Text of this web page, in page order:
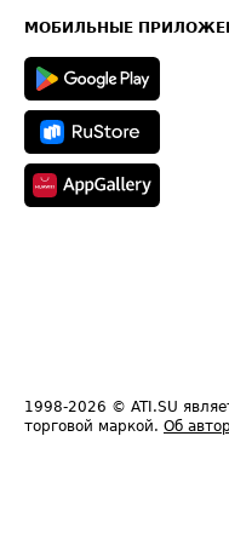
Техническая информация
МОБИЛЬНЫЕ
1998-2026 © ATI.SU
торговой маркой. Об